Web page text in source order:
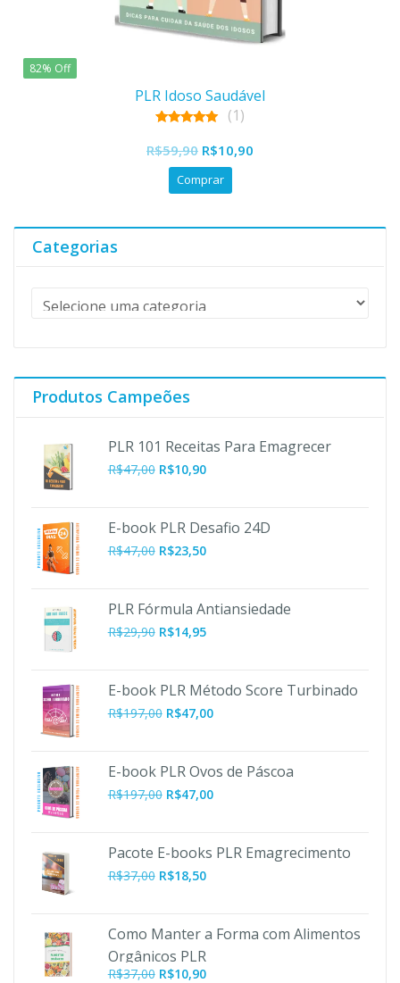
82% Off
PLR Idoso Saudável
out of 5
(1)
R$59,90 O
preço
original
R$59,90.
R$10,90
R$10,90.
Comprar
Categorias
Produtos Campeões
PLR 101 Receitas Para Emagrecer
R$47,00 O
era:
R$47,00.
R$10,90O
é:
R$10,90.
E-book PLR Desafio 24D
R$47,00 R$23,50
PLR Fórmula Antiansiedade
R$29,90 R$14,95
E-book PLR Método Score Turbinado
R$197,00 O
era:
R$197,00.
R$47,00O
é:
R$47,00.
E-book PLR Ovos de Páscoa
R$197,00 O
era:
R$197,00.
R$47,00O
é:
Pacote E-books PLR Emagrecimento
R$37,00 R$18,50
Como Manter a Forma com Alimentos
Orgânicos PLR
R$37,00 O
R$10,90O